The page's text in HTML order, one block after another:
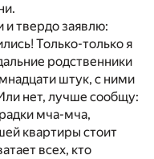
твердо заявлю:
Только-только я
родственники
штук, с ними
нет, лучше сообщу:
мча-мча,
квартиры стоит
всех, кто